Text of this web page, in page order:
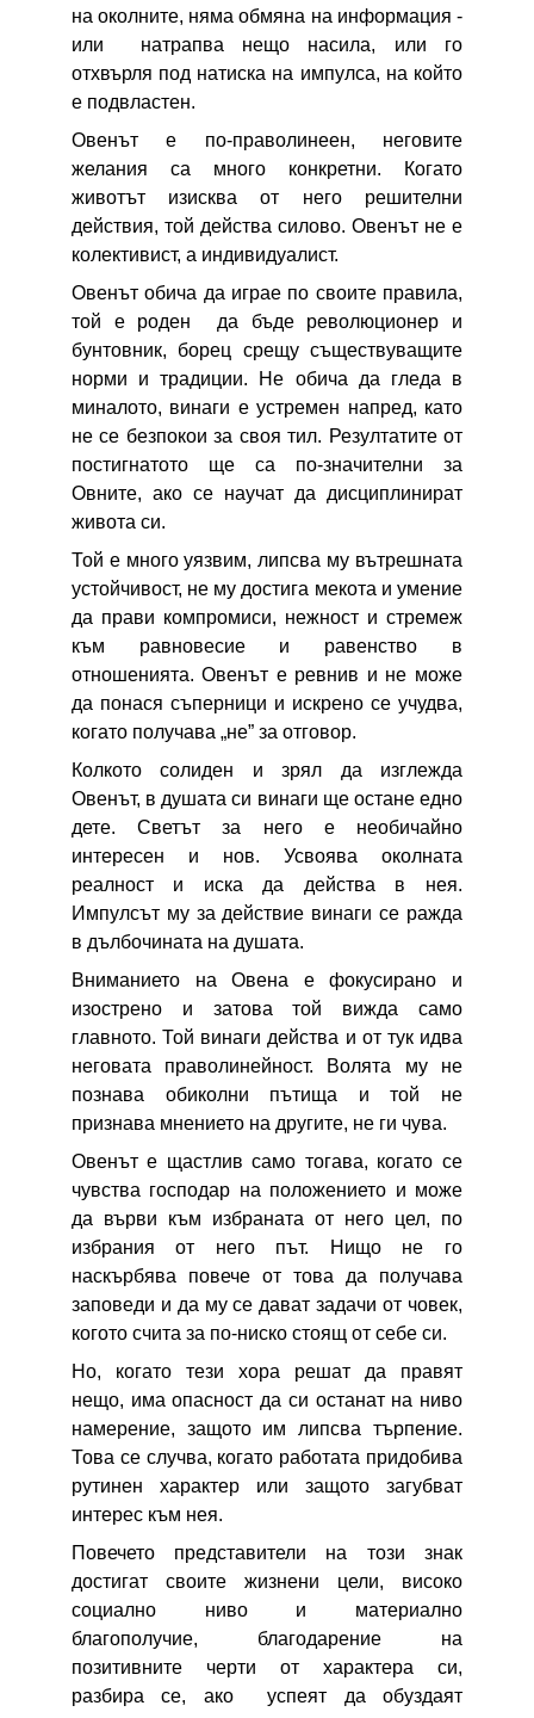
на околните, няма обмяна на информация -
или натрапва нещо насила, или го
отхвърля под натиска на импулса, на който
е подвластен.
Овенът е по-праволинеен, неговите
желания са много конкретни. Когато
животът изисква от него решителни
действия, той действа силово. Овенът не е
колективист, а индивидуалист.
Овенът обича да играе по своите правила,
той е роден да бъде революционер и
бунтовник, борец срещу съществуващите
норми и традиции. Не обича да гледа в
миналото, винаги е устремен напред, като
не се безпокои за своя тил. Резултатите от
постигнатото ще са по-значителни за
Овните, ако се научат да дисциплинират
живота си.
Той е много уязвим, липсва му вътрешната
устойчивост, не му достига мекота и умение
да прави компромиси, нежност и стремеж
към равновесие и равенство в
отношенията. Овенът е ревнив и не може
да понася съперници и искрено се учудва,
когато получава „не” за отговор.
Колкото солиден и зрял да изглежда
Овенът, в душата си винаги ще остане едно
дете. Светът за него е необичайно
интересен и нов. Усвоява околната
реалност и иска да действа в нея.
Импулсът му за действие винаги се ражда
в дълбочината на душата.
Вниманието на Овена е фокусирано и
изострено и затова той вижда само
главното. Той винаги действа и от тук идва
неговата праволинейност. Волята му не
познава обиколни пътища и той не
признава мнението на другите, не ги чува.
Овенът е щастлив само тогава, когато се
чувства господар на положението и може
да върви към избраната от него цел, по
избрания от него път. Нищо не го
наскърбява повече от това да получава
заповеди и да му се дават задачи от човек,
когото счита за по-ниско стоящ от себе си.
Но, когато тези хора решат да правят
нещо, има опасност да си останат на ниво
намерение, защото им липсва търпение.
Това се случва, когато работата придобива
рутинен характер или защото загубват
интерес към нея.
Повечето представители на този знак
достигат своите жизнени цели, високо
социално ниво и материално
благополучие, благодарение на
позитивните черти от характера си,
разбира се, ако успеят да обуздаят